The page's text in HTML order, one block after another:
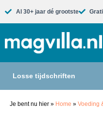
Al 30+ jaar dé grootste​
Losse tijdschriften
Je bent nu hier » Home » Voeding